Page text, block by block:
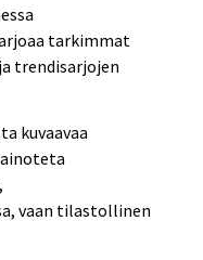
tarkimmat
trendisarjojen
kuvaavaa
vaan tilastollinen